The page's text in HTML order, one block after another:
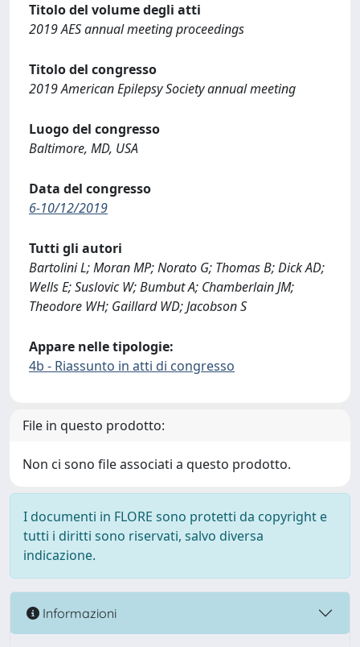
Titolo del volume degli atti
2019 AES annual meeting proceedings
Titolo del congresso
2019 American Epilepsy Society annual meeting
Luogo del congresso
Baltimore, MD, USA
Data del congresso
6-10/12/2019
Tutti gli autori
Bartolini L; Moran MP; Norato G; Thomas B; Dick AD;
Wells E; Suslovic W; Bumbut A; Chamberlain JM;
Theodore WH; Gaillard WD; Jacobson S
Appare nelle tipologie:
4b - Riassunto in atti di congresso
File in questo prodotto:
Non ci sono file associati a questo prodotto.
I documenti in FLORE sono protetti da copyright e
tutti i diritti sono riservati, salvo diversa
indicazione.
Informazioni